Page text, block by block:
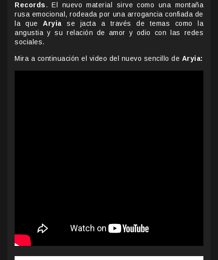
Records. El nuevo material sirve como una montaña
rusa emocional, rodeada por una arrogancia confiada de
la queAryia se jacta a través de temas como la
angustia y su relación de amor y odio con las redes
sociales.
Mira a continuación el video del nuevo sencillo de Aryia: